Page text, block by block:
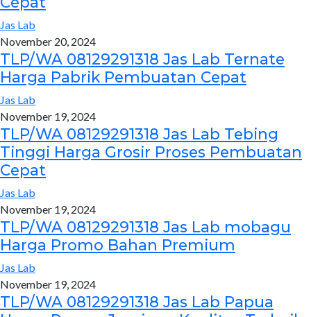
Jas Lab
November 20, 2024
TLP/WA 08129291318 Jas Lab Ternate
Harga Pabrik Pembuatan Cepat
Jas Lab
November 19, 2024
TLP/WA 08129291318 Jas Lab Tebing
Tinggi Harga Grosir Proses Pembuatan
Cepat
Jas Lab
November 19, 2024
TLP/WA 08129291318 Jas Lab mobagu
Harga Promo Bahan Premium
Jas Lab
November 19, 2024
TLP/WA 08129291318 Jas Lab Papua